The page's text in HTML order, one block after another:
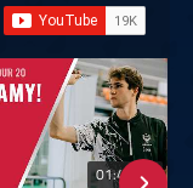
01:40:24